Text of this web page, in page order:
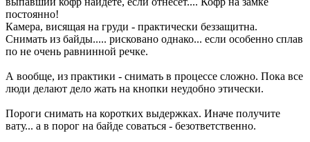
постоянно!
Камера, висящая на груди - практически беззащитна.
Снимать из байды..... рисковано однако... если особенно сплав
по не очень равнинной речке.
А вообще, из практики - снимать в процессе сложно. Пока все
люди делают дело жать на кнопки неудобно этически.
Пороги снимать на коротких выдержках. Иначе получите
вату... а в порог на байде соваться - безответственно.